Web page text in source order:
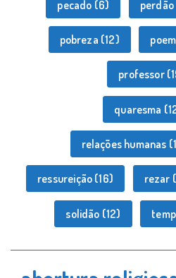
pecado (6) perdão
pobreza (12)
professor
quaresma
relações humanas
ressureição (16) rezar
solidão (12)